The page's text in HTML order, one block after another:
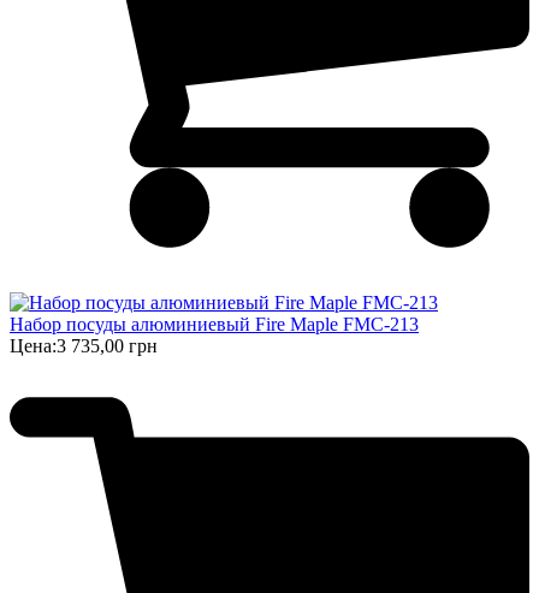
Набор посуды алюминиевый Fire Maple FMC-213
Цена:3 735,00 грн